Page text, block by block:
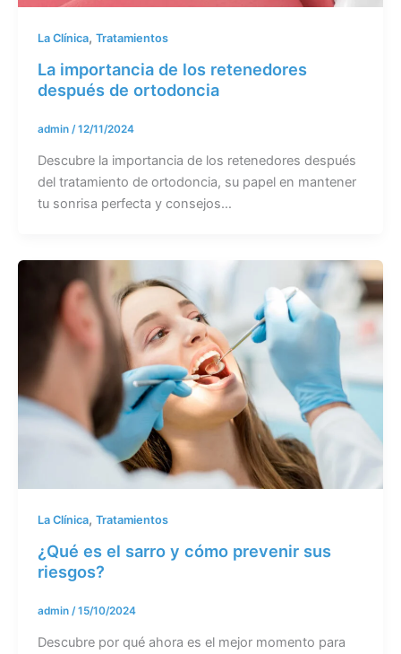
La Clínica, Tratamientos
La importancia de los retenedores
después de ortodoncia
admin /12/11/2024
Descubre la importancia de los retenedores después
del tratamiento de ortodoncia, su papel en mantener
tu sonrisa perfecta y consejos…
La Clínica, Tratamientos
¿Qué es el sarro y cómo prevenir sus
riesgos?
admin /15/10/2024
Descubre por qué ahora es el mejor momento para